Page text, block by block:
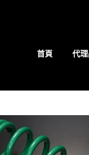
首頁 代